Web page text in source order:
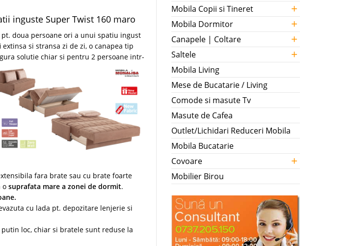
inguste Super Twist 160 maro
doua persoane ori a unui spatiu ingust
si stransa zi de zi, o canapea tip
solutie chiar si pentru 2 persoane intr-
fara brate sau cu brate foarte
o suprafata mare a zonei de dormit.
cu lada pt. depozitare lenjerie si
loc, chiar si bratele sunt reduse la
Mobila Copii si Tineret +
Mobila Dormitor +
Canapele | Coltare +
Saltele +
Mobila Living
Mese de Bucatarie / Living
Comode si masute Tv
Masute de Cafea
Outlet/Lichidari Reduceri Mobila
Mobila Bucatarie
Covoare
+
Mobilier Birou